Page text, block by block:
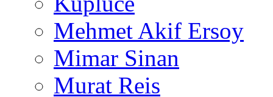
Mehmet Akif Ersoy
Mimar Sinan
Murat Reis